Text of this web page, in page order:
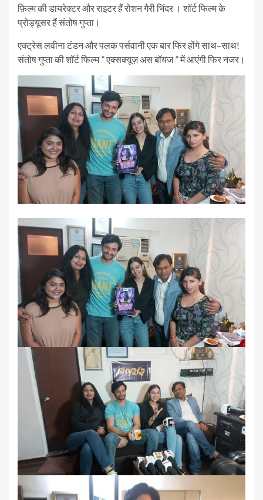
फ़िल्म की डायरेक्टर और राइटर हैं रोशन गैरी भिंदर । शॉर्ट फिल्म के
प्रोड्यूसर हैं संतोष गुप्ता।
एक्ट्रेस लवीना टंडन और पलक पर्सवानी एक बार फिर होंगे साथ–साथ!
संतोष गुप्ता की शॉर्ट फिल्म ” एक्सक्यूज़ अस बॉयज ” में आएंगी फिर नजर।